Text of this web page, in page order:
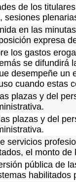
de los
sesiones
en las
expresa
los gastos
se difundirá
desempeñe
cuando estas
plazas y del
plazas y del
servicios
el monto
pública de